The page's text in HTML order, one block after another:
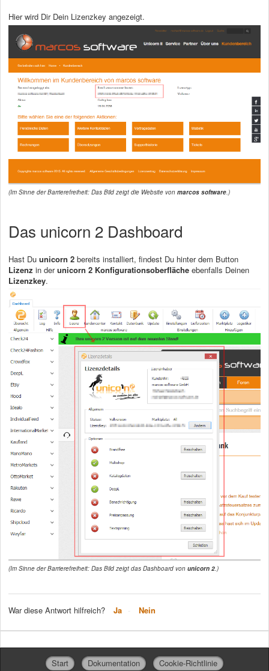
Hier wird Dir Dein Lizenzkey angezeigt.
(Im Sinne der Barrierefreiheit: Das Bild zeigt die Website von marcos software.)
Das unicorn 2 Dashboard
Hast Du unicorn 2 bereits installiert, findest Du hinter dem Button
Lizenz in derunicorn 2 Konfigurationsoberfläche ebenfalls Deinen
Lizenzkey.
(Im Sinne der Barrierefreiheit: Das Bild zeigt das Dashboard von unicorn 2 .)
War diese Antwort hilfreich? Ja Nein
Start Dokumentation Cookie-Richtlinie